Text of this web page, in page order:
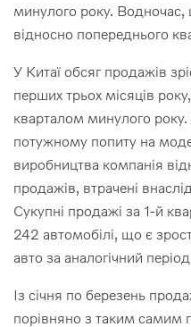
минулого року.
відносно попереднього
У Китаї обсяг продажів
перших трьох місяців
кварталом минулого року.
потужному попиту на
виробництва компанія
продажів, втрачені
Сукупні продажі за 1-й
242 автомобілі, що є
авто за аналогічний
Із січня по березень
порівняно з таким самим